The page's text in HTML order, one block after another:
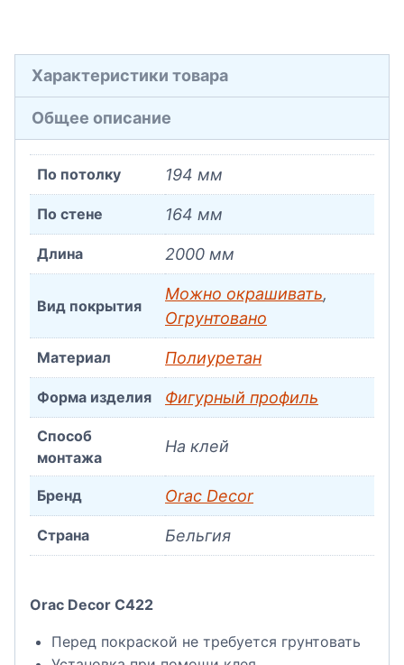
Характеристики товара
Общее описание
По потолку 194 мм
По стене 164 мм
Длина 2000 мм
Вид покрытия
Можно окрашивать,
Огрунтовано
Материал Полиуретан
Форма изделия Фигурный профиль
Способ
монтажа
На клей
Бренд Orac Decor
Страна Бельгия
Orac Decor C422
Перед покраской не требуется грунтовать